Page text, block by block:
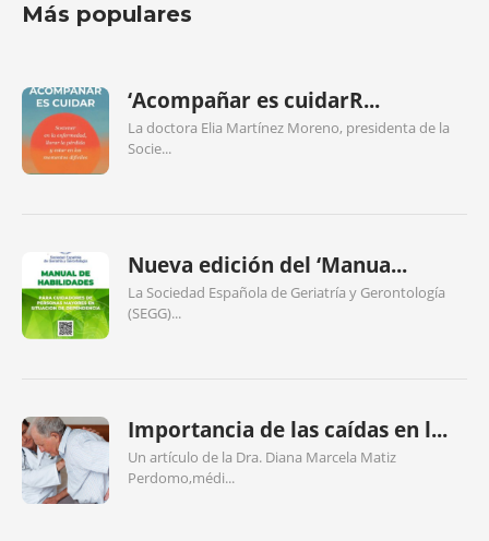
Más populares
‘Acompañar es cuidarR...
La doctora Elia Martínez Moreno, presidenta de la
Socie...
Nueva edición del ‘Manua...
La Sociedad Española de Geriatría y Gerontología
(SEGG)...
Importancia de las caídas en l...
Un artículo de la Dra. Diana Marcela Matiz
Perdomo,médi...